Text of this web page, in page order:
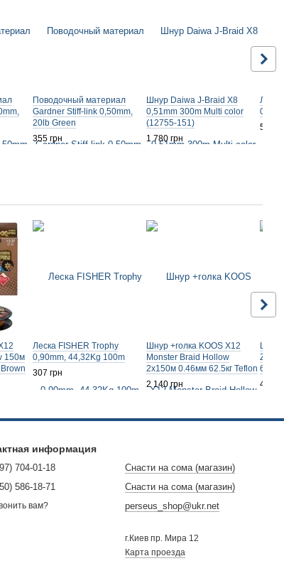
Поводочный материал
Gardner Stiff-link 0,50mm,
20lb Green
355 грн
Шнур Daiwa J-Braid X8
0,51mm 300m Multi color
(12755-151)
1 780 грн
516
150м
Леска FISHER Trophy
0,90mm, 44,32Kg 100m
307 грн
Шнур +голка KOOS X12
Monster Braid Hollow
2x150м 0.46мм 62.5кг Teflon
Brown
2 140 грн
Шнур
Zeus
4 659
информация
704-01-18
586-18-71
вам?
Снасти на сома (магазин)
Снасти на сома (магазин)
perseus_shop@ukr.net
г.Киев пр. Мира 12
Карта проезда